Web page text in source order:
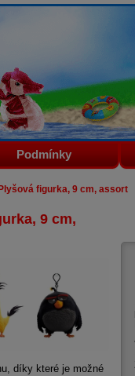
Podmínky
figurka, 9 cm, assort
9 cm,
díky které je možné